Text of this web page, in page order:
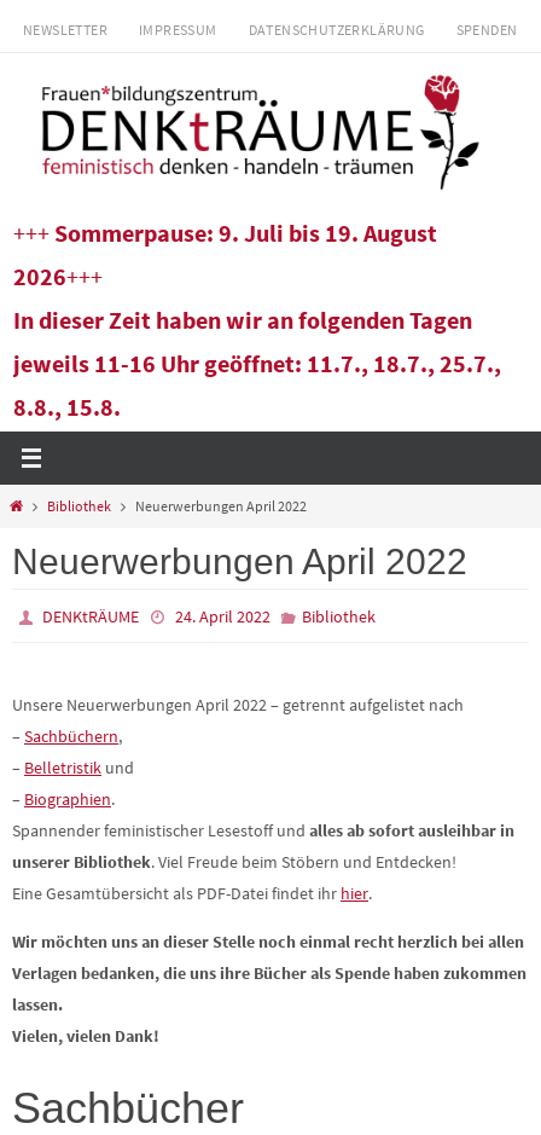
Zum
springen
NEWSLETTER IMPRESSUM DATENSCHUTZERKLÄRUNG SPENDEN
+++ Sommerpause: 9. Juli bis 19. August
2026+++
In dieser Zeit haben wir an folgenden Tagen
jeweils 11-16 Uhr geöffnet: 11.7., 18.7., 25.7.,
8.8., 15.8.
StartBibliothek Neuerwerbungen April 2022
Neuerwerbungen April 2022
DENKtRÄUME 24. April 2022 Bibliothek
Unsere Neuerwerbungen April 2022 – getrennt aufgelistet nach
–Sachbüchern,
– Belletristik und
– Biographien.
Spannender feministischer Lesestoff und alles ab sofortausleihbar in
unserer Bibliothek. Viel Freude beim Stöbern und Entdecken!
Eine Gesamtübersicht als PDF-Datei findet ihr hier.
Wir möchten uns an dieser Stelle noch einmal recht herzlich bei allen
Verlagen bedanken, die uns ihre Bücher als Spende haben zukommen
lassen.
Vielen, vielen Dank!
Sachbücher